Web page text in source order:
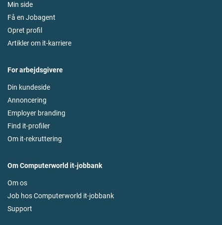
Min side
Få en Jobagent
Opret profil
Artikler om it-karriere
For arbejdsgivere
Din kundeside
Annoncering
Employer branding
Find it-profiler
Om it-rekruttering
Om Computerworld it-jobbank
Om os
Job hos Computerworld it-jobbank
Support